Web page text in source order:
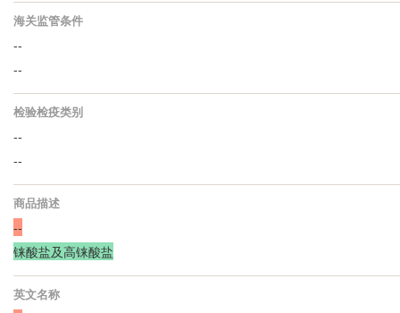
海关监管条件
--
--
检验检疫类别
--
--
商品描述
--
铼酸盐及高铼酸盐
英文名称